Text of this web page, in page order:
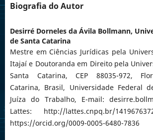
Biografia do Autor
Desirré Dorneles da Ávila Bollmann,
de Santa Catarina
Mestre em Ciências Jurídicas pela
Itajaí e Doutoranda em Direito pela
Santa Catarina, CEP 88035-972,
Catarina, Brasil, Universidade Federal
Juíza do Trabalho, E-mail:
Lattes: http://lattes.cnpq.br/
https://orcid.org/0009-0005-6480-7836